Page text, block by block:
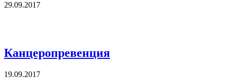
29.09.2017
Канцеропревенция
19.09.2017